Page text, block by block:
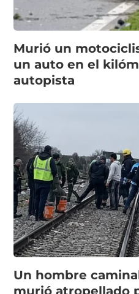
Murió un
un auto en el
autopista
Un hombre
murió atropellado